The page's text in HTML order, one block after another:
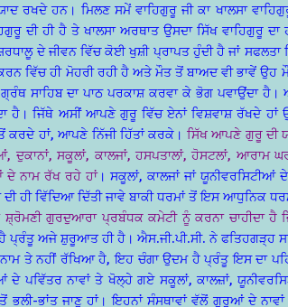
ਰਖਦੇ ਹਨ। ਮਿਲਣ ਸਮੇਂ ਵਾਹਿਗੁਰੂ ਜੀ ਕਾ ਖਾਲਸਾ
ਦੀ ਹੀ ਹੈ ਤੇ ਖਾਲਸਾ ਅਰਥਾਤ ਉਸਦਾ ਸਿੱਖ ਵਾਹਿਗੁਰੂ
ਦੇ ਜੀਵਨ ਵਿੱਚ ਕੋਈ ਖੁਸ਼ੀ ਪ੍ਰਾਪਤ ਹੁੰਦੀ ਹੈ ਜਾਂ ਸਫਲਤਾ
ਵਿੱਚ ਹੀ ਮੋਹਰੀ ਰਹੀ ਹੈ ਅਤੇ ਮੌਤ ਤੋਂ ਬਾਅਦ ਵੀ ਭਾਵੇਂ ਉਹ
ਸਾਹਿਬ ਦਾ ਪਾਠ ਪਰਕਾਸ਼ ਕਰਵਾ ਕੇ ਭੋਗ ਪਵਾਉਂਦਾ
ਹੈ। ਜਿੱਥੇ ਅਸੀਂ ਆਪਣੇ ਗੁਰੂ ਵਿੱਚ ਏਨਾਂ ਵਿਸ਼ਵਾਸ਼ ਰੱਖਦੇ ਹਾਂ
ਕਰਦੇ ਹਾਂ, ਆਪਣੇ ਨਿੱਜੀ ਹਿੱਤਾਂ ਕਰਕੇ। ਸਿੱਖ ਆਪਣੇ ਗੁਰੂ ਦੀ
ਸਕੂਲਾਂ, ਕਾਲਜਾਂ, ਹਸਪਤਾਲਾਂ, ਹੋਸਟਲਾਂ, ਆਰਾਮ
ਦੇ ਨਾਮ ਰੱਖ ਰਹੇ ਹਾਂ। ਸਕੂਲਾਂ, ਕਾਲਜਾਂ ਜਾਂ
ਹੀ ਵਿੱਦਿਆ ਦਿੱਤੀ ਜਾਵੇ ਬਾਕੀ ਧਰਮਾਂ ਤੋਂ ਇਸ ਆਧੁਨਿਕ
ਗੁਰਦੁਆਰਾ ਪ੍ਰਬੰਧਕ ਕਮੇਟੀ ਨੂੰ ਕਰਨਾ ਚਾਹੀਦਾ ਹੈ
ਪ੍ਰੰਤੂ ਅਜੇ ਸ਼ੁਰੂਆਤ ਹੀ ਹੈ। ਐਸ.ਜੀ.ਪੀ.ਸੀ. ਨੇ ਫਤਿਹਗੜ੍ਹ
ਨਾਮ ਤੇ ਨਹੀਂ ਰੱਖਿਆ ਹੈ, ਇਹ ਚੰਗਾ ਉਦਮ ਹੈ ਪ੍ਰੰਤੂ ਇਸ ਦਾ
ਪਵਿੱਤਰ ਨਾਵਾਂ ਤੇ ਖੋਲ੍ਹੇ ਗਏ ਸਕੂਲਾਂ, ਕਾਲਜ਼ਾਂ,
ਭਲੀ-ਭਾਂਤ ਜਾਣੂ ਹਾਂ। ਇਹਨਾਂ ਸੰਸਥਾਵਾਂ ਵੱਲੋਂ ਗੁਰੂਆਂ ਦੇ ਨਾਵਾਂ